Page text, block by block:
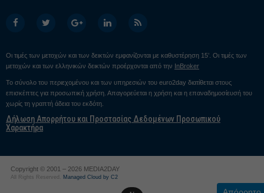
Οι τιμές των μετοχών και των δεικτών εμφανίζονται με καθυστέρηση 15’. Οι τιμές των
μετοχών και των ελληνικών δεικτών προέρχονται από την InBroker
Το σύνολο του περιεχομένου και των υπηρεσιών του euro2day διατίθεται στους
επισκέπτες για προσωπική χρήση. Απαγορεύεται η χρήση και η επαναδημοσίευσή του
χωρίς τη γραπτή άδεια του εκδότη.
Δήλωση Απορρήτου και Προστασίας Δεδομένων Προσωπικού
Χαρακτήρα
Copyright © 2001 – 2026 MEDIA2DAY
All Rights Reserved. Managed Cloud by C2